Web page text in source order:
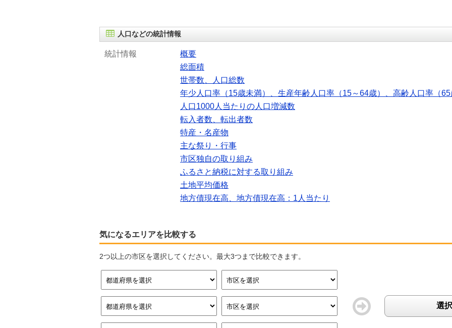
人口などの統計情報
統計情報
概要
総面積
世帯数、人口総数
年少人口率（15歳未満）、生産年齢人口率（15～64歳）、高齢人口率（65
人口1000人当たりの人口増減数
転入者数、転出者数
特産・名産物
主な祭り・行事
市区独自の取り組み
ふるさと納税に対する取り組み
土地平均価格
地方債現在高、地方債現在高：1人当たり
気になるエリアを比較する
2つ以上の市区を選択してください。最大3つまで比較できます。
選